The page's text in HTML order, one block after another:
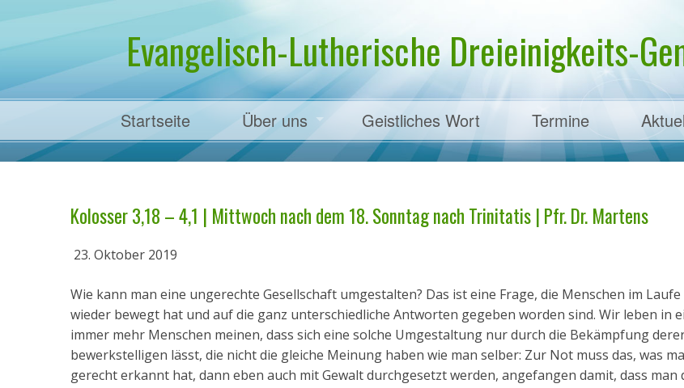
Evangelisch-Lutherische Dreieinigkeits-
Startseite
Über uns
Pfarrer Dr. Martens
Geistliches Wort Termine
Kolosser 3,18 – 4,1 | Mittwoch nach dem 18. Sonntag nach Trinitatis | Pfr. Dr. Martens
23. Oktober 2019
Wie kann man eine ungerechte Gesellschaft umgestalten? Das ist eine Frage, die Menschen im
wieder bewegt hat und auf die ganz unterschiedliche Antworten gegeben worden sind. Wir leben in
immer mehr Menschen meinen, dass sich eine solche Umgestaltung nur durch die Bekämpfung
bewerkstelligen lässt, die nicht die gleiche Meinung haben wie man selber: Zur Not muss das, was
gerecht erkannt hat, dann eben auch mit Gewalt durchgesetzt werden, angefangen damit, dass man